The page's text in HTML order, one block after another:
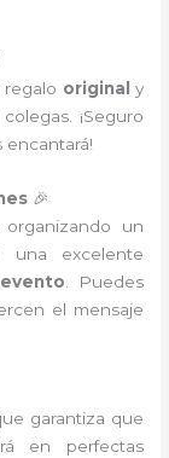
regalo original y
¡Seguro
🎉
un
una excelente
. Puedes
el mensaje
garantiza que
en perfectas